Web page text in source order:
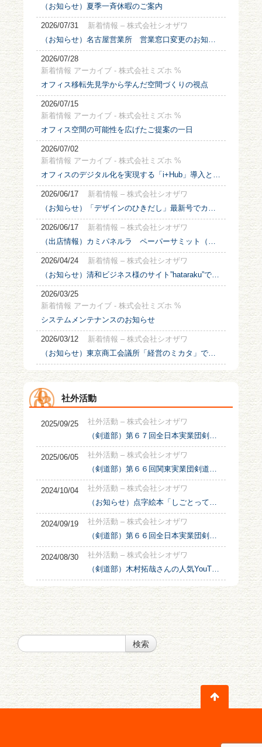
（お知らせ）夏季一斉休暇のご案内
2026/07/31
新着情報 – 株式会社シオザワ
（お知らせ）名古屋営業所 営業窓口変更のお知らせ
2026/07/28
新着情報 アーカイブ - 株式会社ミズホ %
オフィス移転先見学から学んだ空間づくりの視点
2026/07/15
新着情報 アーカイブ - 株式会社ミズホ %
オフィス空間の可能性を広げたご提案の一日
2026/07/02
新着情報 アーカイブ - 株式会社ミズホ %
オフィスのデジタル化を実現する「i+Hub」導入とホワイトボード撤去で働き方改革を支援
2026/06/17
新着情報 – 株式会社シオザワ
（お知らせ）「デザインのひきだし」最新号でカミパネルラ商品が紹介されました
2026/06/17
新着情報 – 株式会社シオザワ
（出店情報）カミパネルラ ペーパーサミット（東京）に出店
2026/04/24
新着情報 – 株式会社シオザワ
（お知らせ）清和ビジネス様のサイト”hataraku”で弊社「機密文書回収ボックス」を紹介して頂きました。
2026/03/25
新着情報 アーカイブ - 株式会社ミズホ %
システムメンテナンスのお知らせ
2026/03/12
新着情報 – 株式会社シオザワ
（お知らせ）東京商工会議所「経営のミカタ」で紹介されました
社外活動
2025/09/25
社外活動 – 株式会社シオザワ
（剣道部）第６７回全日本実業団剣道大会に出場
2025/06/05
社外活動 – 株式会社シオザワ
（剣道部）第６６回関東実業団剣道大会に出場
2024/10/04
社外活動 – 株式会社シオザワ
（お知らせ）点字絵本「しごとってなあに？」出版プロジェクトに協賛
2024/09/19
社外活動 – 株式会社シオザワ
（剣道部）第６６回全日本実業団剣道大会に出場
2024/08/30
社外活動 – 株式会社シオザワ
（剣道部）木村拓哉さんの人気YouTubeチャンネル【木村さ〜〜ん！】で紹介されました！